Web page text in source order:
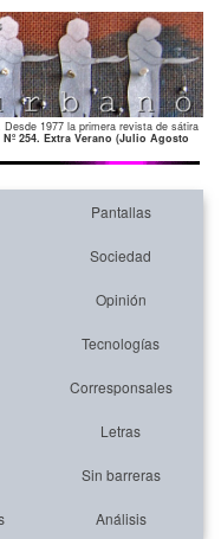
Desde 1977 la primera revista de sátira
Nº 254. Extra Verano (Julio Agosto
Pantallas
Sociedad
Opinión
Tecnologías
Corresponsales
Letras
Sin barreras
Análisis